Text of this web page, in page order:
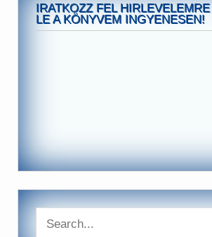
IRATKOZZ FEL
LE A KÖNYVEM INGYENESEN!